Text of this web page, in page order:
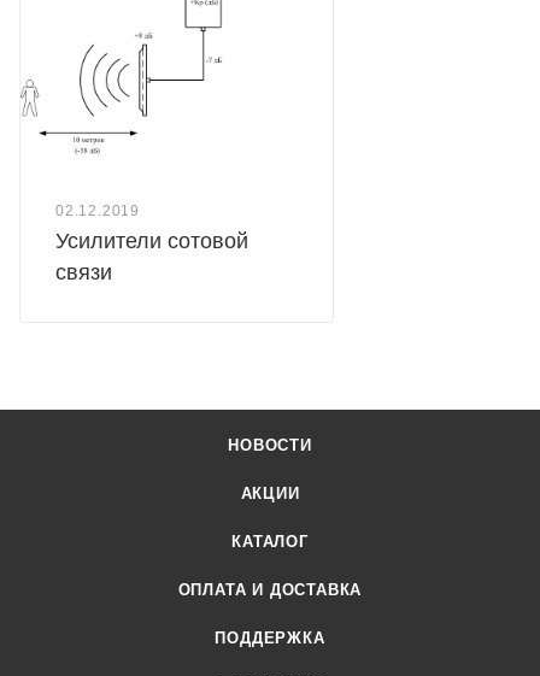
02.12.2019
Усилители сотовой
связи
НОВОСТИ
АКЦИИ
КАТАЛОГ
ОПЛАТА И ДОСТАВКА
ПОДДЕРЖКА